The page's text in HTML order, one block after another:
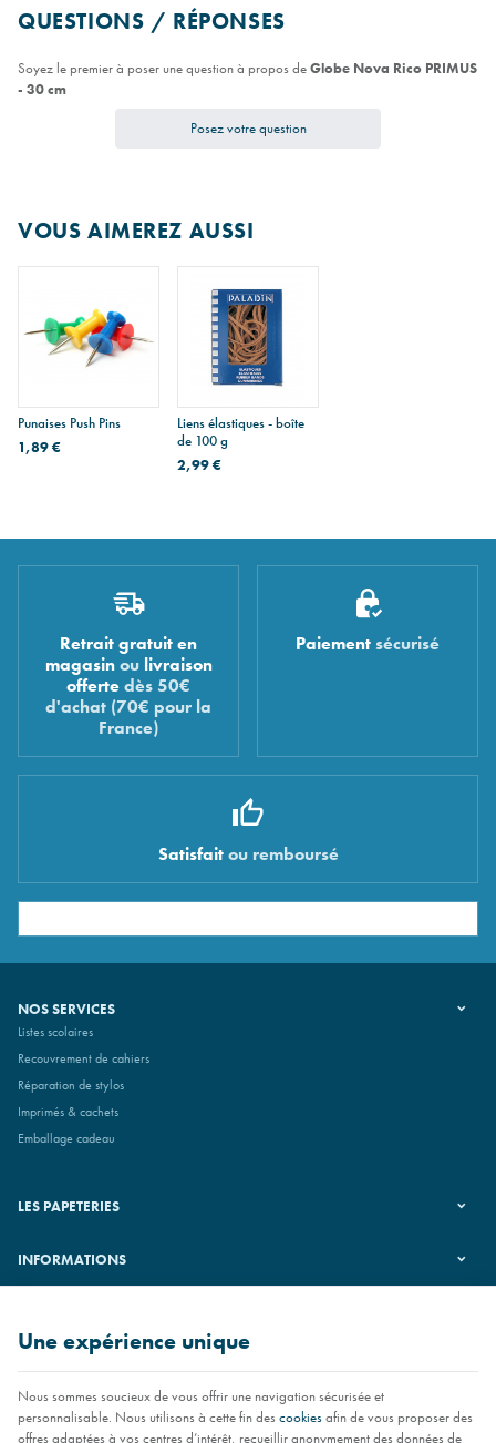
QUESTIONS / RÉPONSES
Soyez le premier à poser une question à propos deGlobe Nova Rico PRIMUS
- 30 cm
Posez votre question
VOUS AIMEREZ AUSSI
Punaises Push Pins
1,89 €
Liens élastiques - boîte
de 100 g
2,99 €
Retrait gratuit en
magasinou livraison
offerte dès 50€
d'achat (70€ pour la
France)
Paiement sécurisé
Satisfaitou remboursé
NOS SERVICES
Listes scolaires
Recouvrement de cahiers
Réparation de stylos
Imprimés & cachets
Emballage cadeau
LES PAPETERIES
INFORMATIONS
Une expérience unique
Nous sommes soucieux de vous offrir une navigation sécurisée et
personnalisable. Nous utilisons à cette fin descookiesafin de vous proposer des
offres adaptées à vos centres d’intérêt, recueillir anonymement des données de